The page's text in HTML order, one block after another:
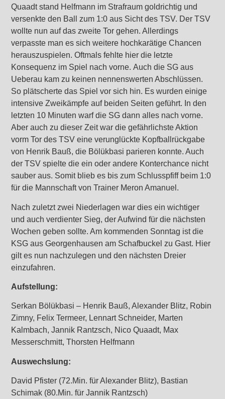
Quaadt stand Helfmann im Strafraum goldrichtig und
versenkte den Ball zum 1:0 aus Sicht des TSV. Der TSV
wollte nun auf das zweite Tor gehen. Allerdings
verpasste man es sich weitere hochkarätige Chancen
herauszuspielen. Oftmals fehlte hier die letzte
Konsequenz im Spiel nach vorne. Auch die SG aus
Ueberau kam zu keinen nennenswerten Abschlüssen.
So plätscherte das Spiel vor sich hin. Es wurden einige
intensive Zweikämpfe auf beiden Seiten geführt. In den
letzten 10 Minuten warf die SG dann alles nach vorne.
Aber auch zu dieser Zeit war die gefährlichste Aktion
vorm Tor des TSV eine verunglückte Kopfballrückgabe
von Henrik Bauß, die Bölükbasi parieren konnte. Auch
der TSV spielte die ein oder andere Konterchance nicht
sauber aus. Somit blieb es bis zum Schlusspfiff beim 1:0
für die Mannschaft von Trainer Meron Amanuel.
Nach zuletzt zwei Niederlagen war dies ein wichtiger
und auch verdienter Sieg, der Aufwind für die nächsten
Wochen geben sollte. Am kommenden Sonntag ist die
KSG aus Georgenhausen am Schafbuckel zu Gast. Hier
gilt es nun nachzulegen und den nächsten Dreier
einzufahren.
Aufstellung:
Serkan Bölükbasi – Henrik Bauß, Alexander Blitz, Robin
Zimny, Felix Termeer, Lennart Schneider, Marten
Kalmbach, Jannik Rantzsch, Nico Quaadt, Max
Messerschmitt, Thorsten Helfmann
Auswechslung:
David Pfister (72.Min. für Alexander Blitz), Bastian
Schimak (80.Min. für Jannik Rantzsch)